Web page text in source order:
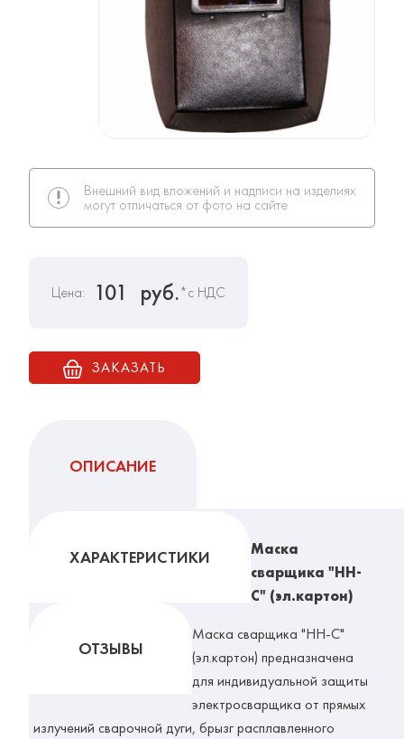
Внешний вид вложений и надписи на изделиях
могут отличаться от фото на сайте
Цена: 101 руб.*с НДС
ЗАКАЗАТЬ
ОПИСАНИЕ
ХАРАКТЕРИСТИКИ
ОТЗЫВЫ
Маска
сварщика "НН-
С" (эл.картон)
Маска сварщика "НН-С"
(эл.картон) предназначена
для индивидуальной защиты
электросварщика от прямых
излучений сварочной дуги, брызг расплавленного